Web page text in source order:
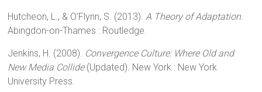
Hutcheon, L., & O’Flynn, S. (2013).A Theory of Adaptation.
Abingdon-on-Thames : Routledge.
Jenkins, H. (2008). Convergence Culture: Where Old and
New Media Collide (Updated). New York : New York
University Press.